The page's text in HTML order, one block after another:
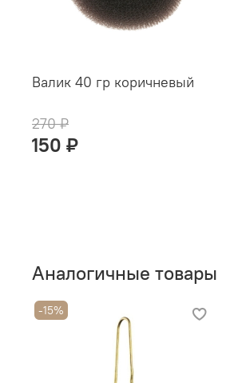
Валик 40 гр коричневый
270 ₽
150 ₽
Аналогичные товары
-15%